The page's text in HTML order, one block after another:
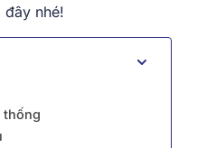
nhé!
thống